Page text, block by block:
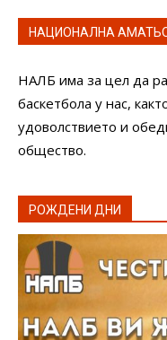
НАЦИОНАЛНА
НАЛБ има за цел да
баскетбола у нас,
удоволствието и
общество.
РОЖДЕНИ ДНИ